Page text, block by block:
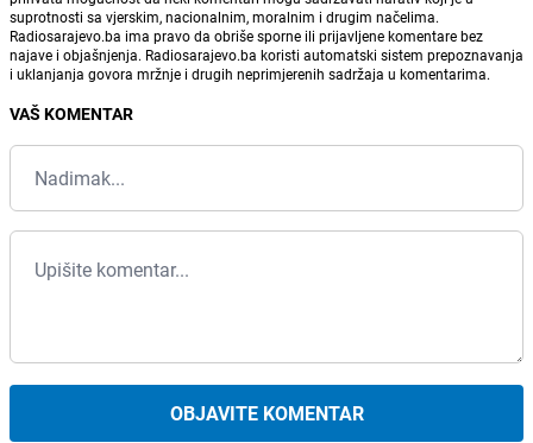
suprotnosti sa vjerskim, nacionalnim, moralnim i drugim načelima.
Radiosarajevo.ba ima pravo da obriše sporne ili prijavljene komentare bez
najave i objašnjenja. Radiosarajevo.ba koristi automatski sistem prepoznavanja
i uklanjanja govora mržnje i drugih neprimjerenih sadržaja u komentarima.
VAŠ KOMENTAR
OBJAVITE KOMENTAR